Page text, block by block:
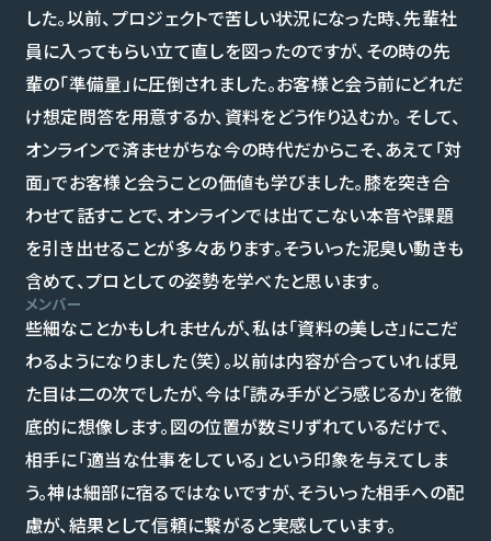
した。以前、プロジェクトで苦しい状況になった時、先輩社
員に入ってもらい立て直しを図ったのですが、その時の先
輩の「準備量」に圧倒されました。お客様と会う前にどれだ
け想定問答を用意するか、資料をどう作り込むか。 そして、
オンラインで済ませがちな今の時代だからこそ、あえて「対
面」でお客様と会うことの価値も学びました。膝を突き合
わせて話すことで、オンラインでは出てこない本音や課題
を引き出せることが多々あります。そういった泥臭い動きも
含めて、プロとしての姿勢を学べたと思います。
メンバー
些細なことかもしれませんが、私は「資料の美しさ」にこだ
わるようになりました（笑）。以前は内容が合っていれば見
た目は二の次でしたが、今は「読み手がどう感じるか」を徹
底的に想像します。図の位置が数ミリずれているだけで、
相手に「適当な仕事をしている」という印象を与えてしま
う。神は細部に宿るではないですが、そういった相手への配
慮が、結果として信頼に繋がると実感しています。